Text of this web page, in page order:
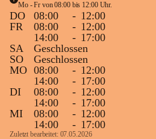
Mo - Fr von 08:00 bis 12:00 Uhr.
DO 08:00 - 12:00
FR
08:00 - 12:00
14:00
- 17:00
SA
Geschlossen
SO
Geschlossen
MO 08:00 - 12:00
14:00
- 17:00
DI
08:00 - 12:00
14:00
- 17:00
MI
08:00 - 12:00
14:00
- 17:00
Zuletzt bearbeitet: 07.05.2026